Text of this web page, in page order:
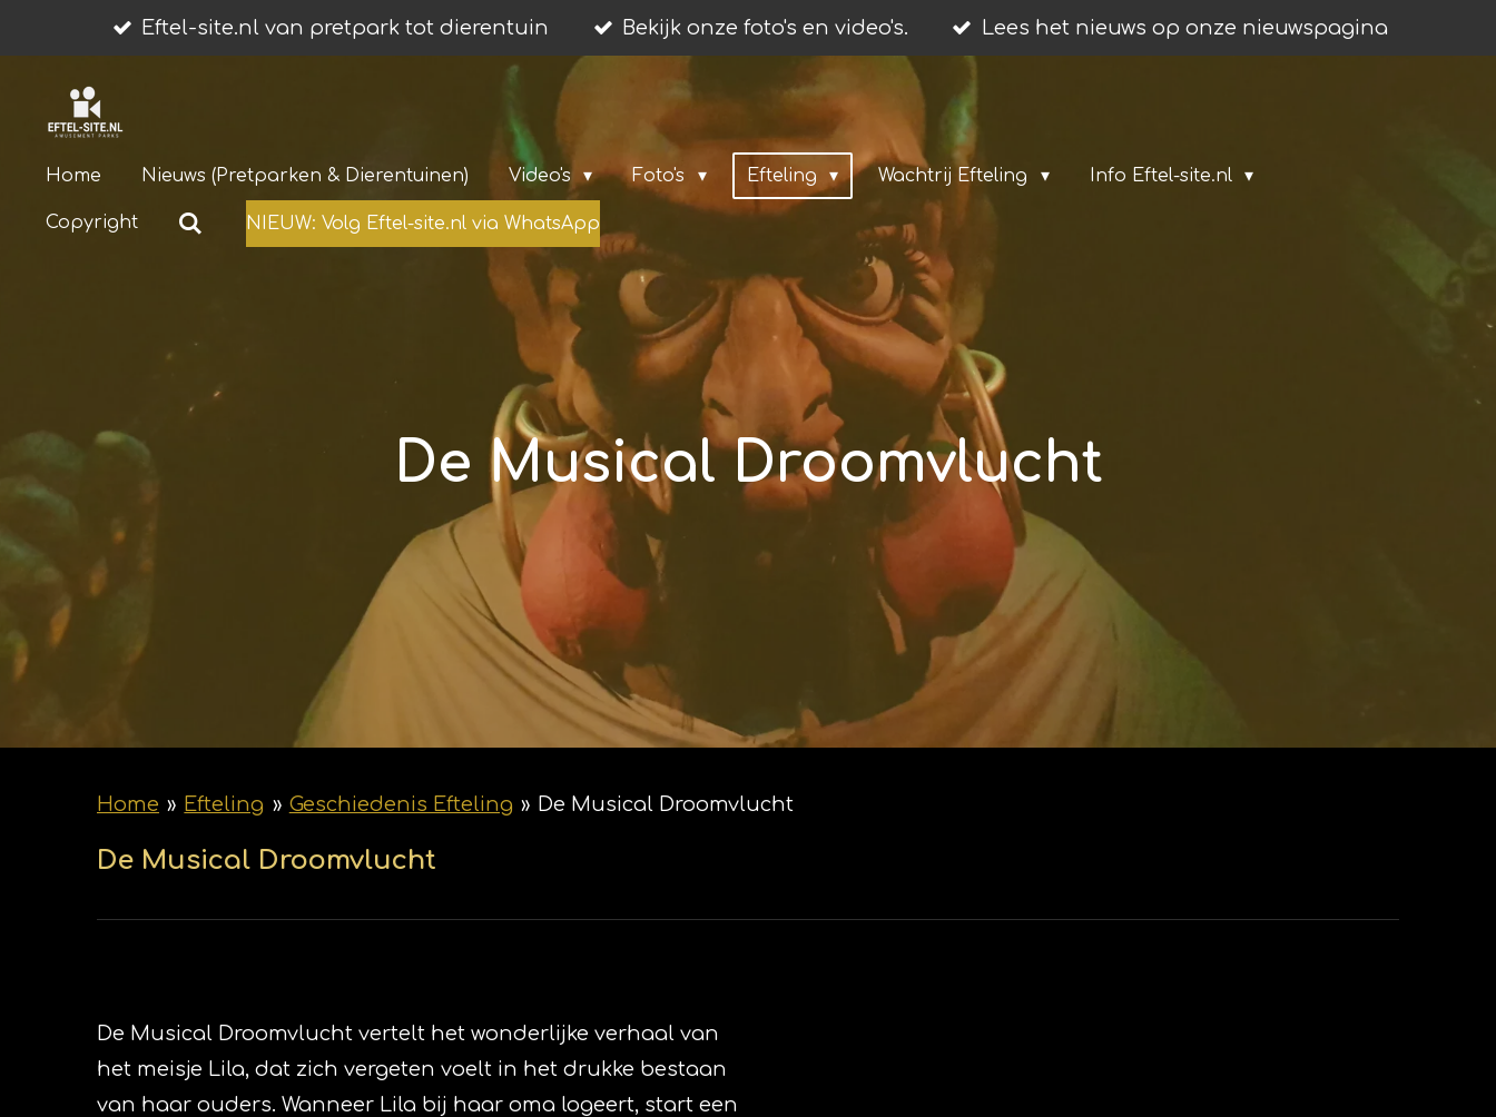
hoofdinhoud
Eftel-site.nl van pretpark tot dierentuin Bekijk onze foto's en video's. Lees het nieuws op onze nieuwspagina
Home Nieuws (Pretparken & Dierentuinen) Video's Foto's Efteling Wachtrij Efteling Info Eftel-site.nl
Copyright NIEUW: Volg Eftel-site.nl via WhatsApp
De Musical Droomvlucht
Home » Efteling » Geschiedenis Efteling » De Musical Droomvlucht
De Musical Droomvlucht
De Musical Droomvlucht vertelt het wonderlijke verhaal van
het meisje Lila, dat zich vergeten voelt in het drukke bestaan
van haar ouders. Wanneer Lila bij haar oma logeert, start een